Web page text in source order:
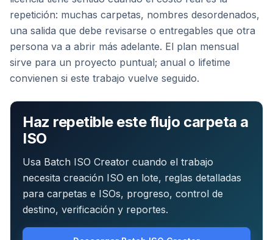
repetición: muchas carpetas, nombres desordenados,
una salida que debe revisarse o entregables que otra
persona va a abrir más adelante. El plan mensual
sirve para un proyecto puntual; anual o lifetime
convienen si este trabajo vuelve seguido.
Haz repetible este flujo carpeta a
ISO
Usa Batch ISO Creator cuando el trabajo
necesita creación ISO en lote, reglas detalladas
para carpetas e ISOs, progreso, control de
destino, verificación y reportes.